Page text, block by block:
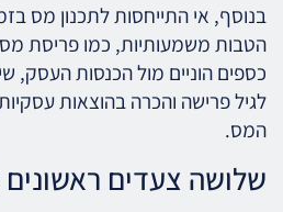
בנוסף, אי התייחסות לתכנון מס
הטבות משמעותיות, כמו פריסת
כספים הוניים מול הכנסות העסק,
לגיל פרישה והכרה בהוצאות
המס.
שלושה צעדים ראשונים